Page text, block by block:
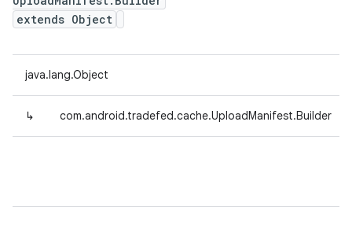
extends Object
java.lang.Object
↳ com.android.tradefed.cache.UploadManifest.Builder